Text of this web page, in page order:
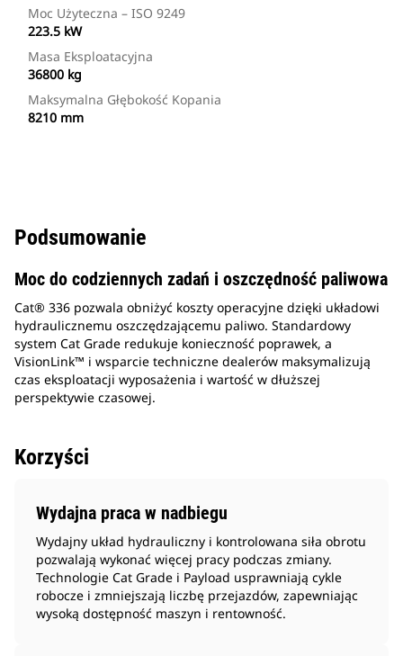
Moc Użyteczna – ISO 9249
223.5 kW
Masa Eksploatacyjna
36800 kg
Maksymalna Głębokość Kopania
8210 mm
Podsumowanie
Moc do codziennych zadań i oszczędność paliwowa
Cat® 336 pozwala obniżyć koszty operacyjne dzięki układowi
hydraulicznemu oszczędzającemu paliwo. Standardowy
system Cat Grade redukuje konieczność poprawek, a
VisionLink™ i wsparcie techniczne dealerów maksymalizują
czas eksploatacji wyposażenia i wartość w dłuższej
perspektywie czasowej.
Korzyści
Wydajna praca w nadbiegu
Wydajny układ hydrauliczny i kontrolowana siła obrotu
pozwalają wykonać więcej pracy podczas zmiany.
Technologie Cat Grade i Payload usprawniają cykle
robocze i zmniejszają liczbę przejazdów, zapewniając
wysoką dostępność maszyn i rentowność.